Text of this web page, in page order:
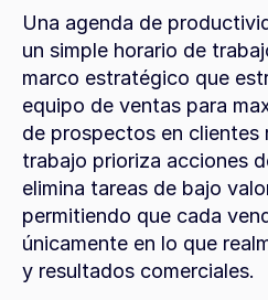
Una agenda de
un simple horario de
marco estratégico que
equipo de ventas para
de prospectos en clientes
trabajo prioriza acciones
elimina tareas de bajo
permitiendo que cada
únicamente en lo que
y resultados comerciales.